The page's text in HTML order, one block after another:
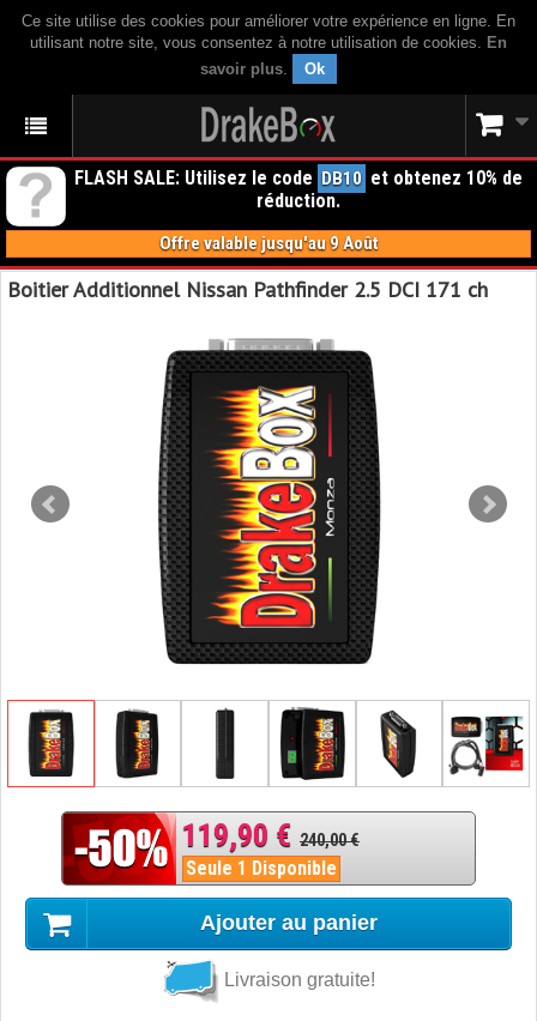
Ce site utilise des cookies pour améliorer votre expérience en ligne. En
utilisant notre site, vous consentez à notre utilisation de cookies. En
savoir plus. Ok
FLASH SALE: Utilisez le code DB10 et obtenez 10% de
réduction.
Offre valable jusqu'au 9 Août
Boitier Additionnel Nissan Pathfinder 2.5 DCI 171 ch
119,90 € 240,00 €
Seule 1 Disponible
Ajouter au panier
Livraison gratuite!